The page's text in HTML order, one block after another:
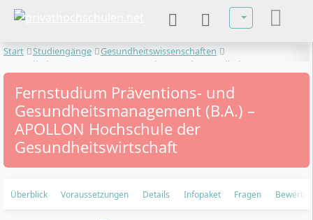
Sprache
Start Studiengänge
Gesundheitswissenschaften
Gesundheitsmanagement
Präventions- und Gesundheitsmanagement
Fernstudium Präventions- und
Gesundheitsmanagement (B.A.) –
APOLLON Hochschule der
Gesundheitswirtschaft
Überblick Voraussetzungen Details Infopaket Fragen